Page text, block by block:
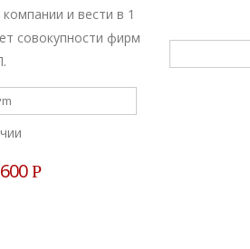
и вести в 1
совокупности фирм
Р